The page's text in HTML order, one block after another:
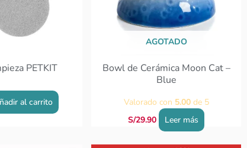
PETKIT
al carrito
AGOTADO
Bowl de Cerámica Moon Cat –
Blue
Valorado con 5.00de 5
S/29.90 Leer más